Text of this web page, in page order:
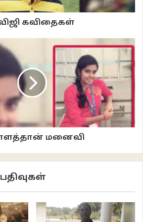
பறவையாக
இருப்பதை
கவிதைகள்
மனைவி